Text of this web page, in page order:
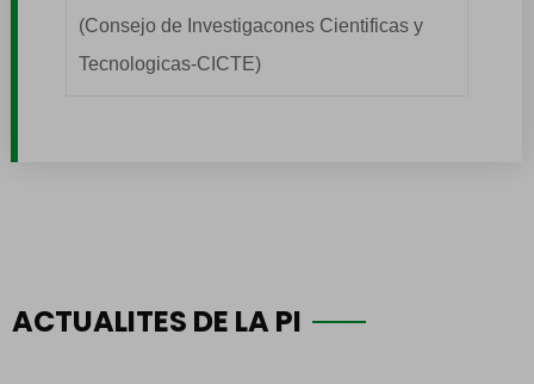
(Consejo de Investigacones Cientificas y
Tecnologicas-CICTE)
ACTUALITES DE LA PI